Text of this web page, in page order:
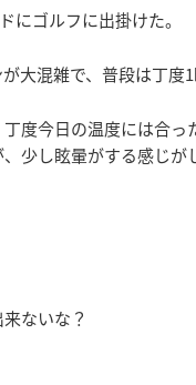
にゴルフに出掛けた。
大混雑で、普段は丁度
度今日の温度には合っ
少し眩暈がする感じが
ないな？